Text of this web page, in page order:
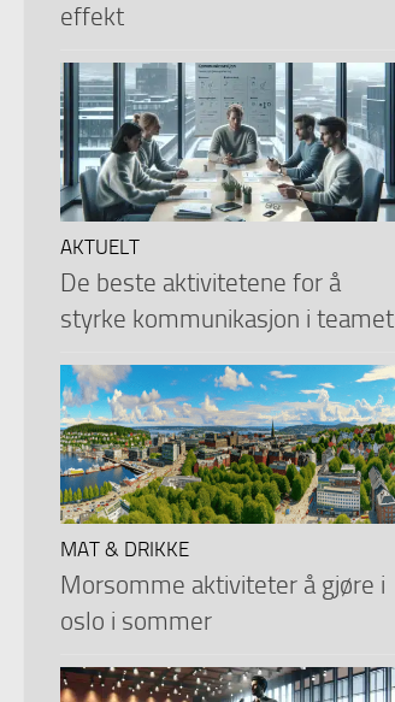
effekt
AKTUELT
De beste aktivitetene for å
styrke kommunikasjon i teamet
MAT & DRIKKE
Morsomme aktiviteter å gjøre i
oslo i sommer